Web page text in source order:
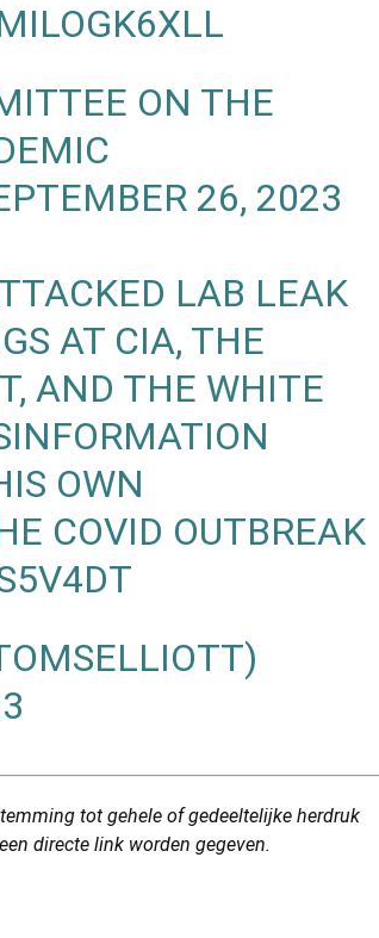
ON THE
26, 2023
LAB LEAK
AT CIA, THE
AND THE WHITE
OWN
COVID OUTBREAK
tot gehele of gedeeltelijke herdruk
directe link worden gegeven.